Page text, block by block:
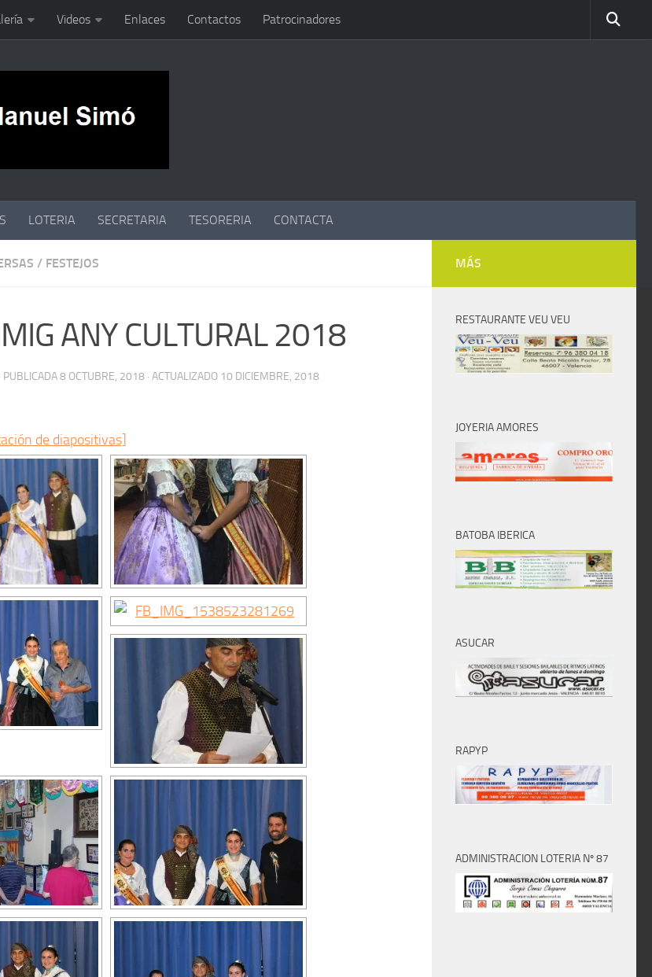
Videos Enlaces Contactos Patrocinadores
LOTERIA SECRETARIA TESORERIA CONTACTA
/ FESTEJOS
ANY CULTURAL 2018
· PUBLICADA8 OCTUBRE, 2018 · ACTUALIZADO 10 DICIEMBRE, 2018
de diapositivas]
MÁS
RESTAURANTE VEU VEU
JOYERIA AMORES
BATOBA IBERICA
ASUCAR
RAPYP
ADMINISTRACION LOTERIA Nº 87